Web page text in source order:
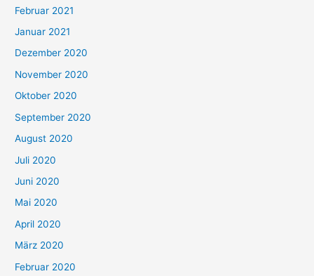
Februar 2021
Januar 2021
Dezember 2020
November 2020
Oktober 2020
September 2020
August 2020
Juli 2020
Juni 2020
Mai 2020
April 2020
März 2020
Februar 2020